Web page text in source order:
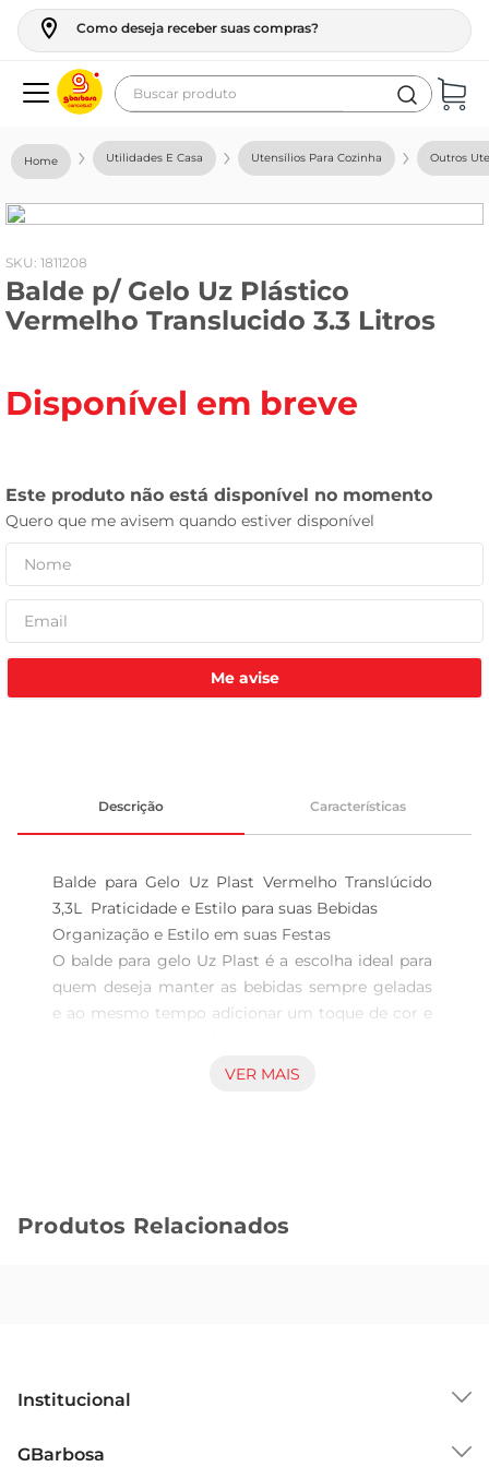
Como deseja receber suas compras?
Buscar produto
Utilidades E Casa Utensílios Para Cozinha Outros
: 1811208
Balde p/ Gelo Uz Plástico
Vermelho Translucido 3.3 Litros
Disponível em breve
Me avise
Descrição Características
Balde para Gelo Uz Plast Vermelho Translúcido
3,3L  Praticidade e Estilo para suas Bebidas
Organização e Estilo em suas Festas
O balde para gelo Uz Plast é a escolha ideal para
quem deseja manter as bebidas sempre geladas
e ao mesmo tempo adicionar um toque de cor e
capacidade de 3,3 litros, ele é perfeito para
cor vermelha, o balde não apenas é resistente,
Versatilidade de Uso
festas de aniversário até encontros informais.
VER MAIS
Produtos Relacionados
Institucional
GBarbosa
geladeira
fogao
café
cerveja
vinho
leite pó